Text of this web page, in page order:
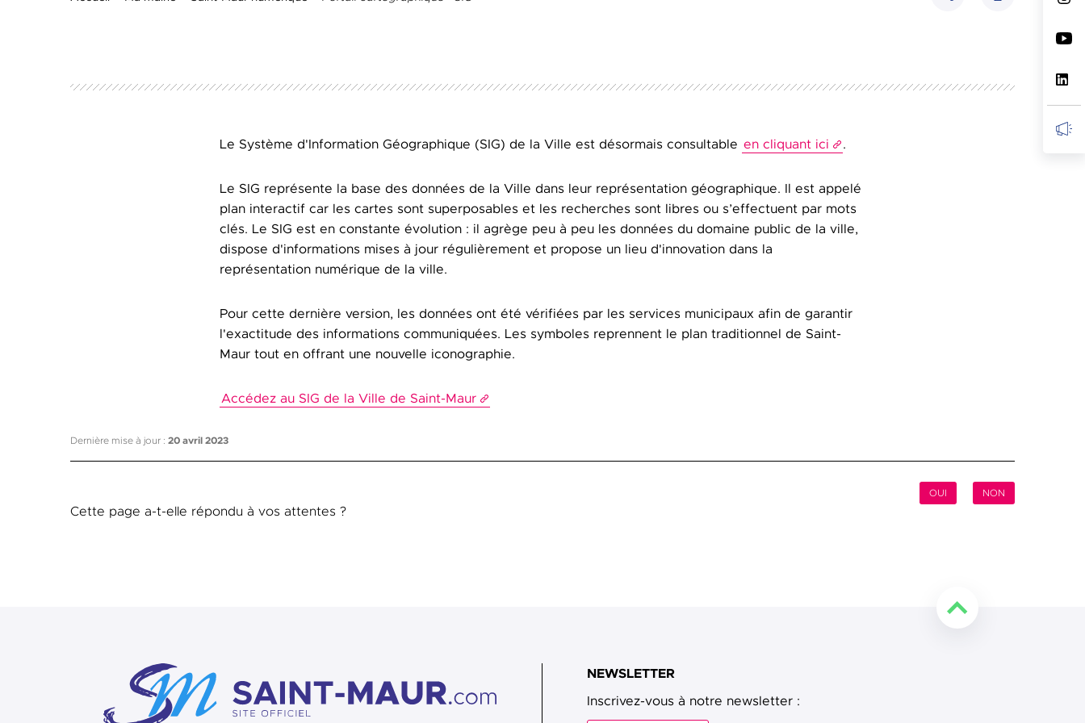
Le Système d'Information Géographique (SIG) de la Ville est désormais consultable en cliquant ici .
Le SIG représente la base des données de la Ville dans leur représentation géographique. Il est appelé
plan interactif car les cartes sont superposables et les recherches sont libres ou s’effectuent par mots
clés. Le SIG est en constante évolution : il agrège peu à peu les données du domaine public de la ville,
dispose d'informations mises à jour régulièrement et propose un lieu d'innovation dans la
représentation numérique de la ville.
Pour cette dernière version, les données ont été vérifiées par les services municipaux afin de garantir
l'exactitude des informations communiquées. Les symboles reprennent le plan traditionnel de Saint-
Maur tout en offrant une nouvelle iconographie.
Accédez au SIG de la Ville de Saint-Maur
Dernière mise à jour : 20 avril 2023
Cette page a-t-elle répondu à vos attentes ?
NON
OUI
NEWSLETTER
Inscrivez-vous à notre newsletter :